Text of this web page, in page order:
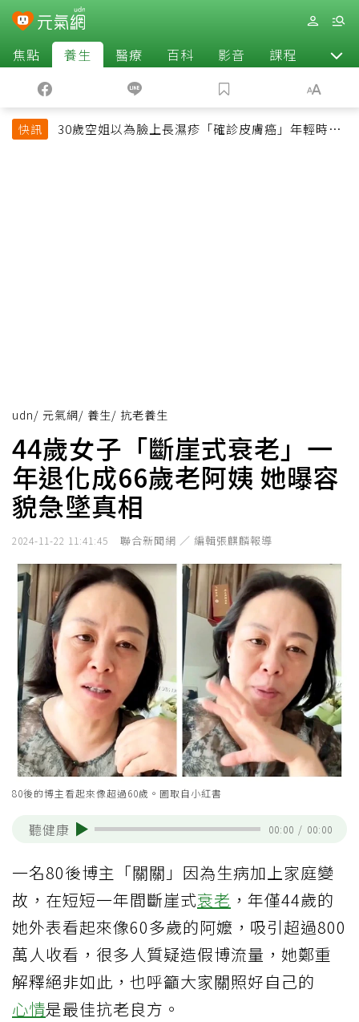
焦點 養生 醫療 百科 影音 課程 退休
快訊
30歲空姐以為臉上長濕疹「確診皮膚癌」年輕時一
udn/ 元氣網/ 養生/ 抗老養生
44歲女子「斷崖式衰老」一
年退化成66歲老阿姨 她曝容
貌急墜真相
2024-11-22 11:41:45 聯合新聞網 ／ 編輯張麒麟報導
80後的博主看起來像超過60歲。圖取自小紅書
聽健康 00:00 / 00:00
一名80後博主「關關」因為生病加上家庭變
故，在短短一年間斷崖式衰老 ，年僅44歲的
她外表看起來像60多歲的阿嬤，吸引超過800
萬人收看，很多人質疑造假博流量，她鄭重
解釋絕非如此，也呼籲大家關照好自己的
心情是最佳抗老良方。